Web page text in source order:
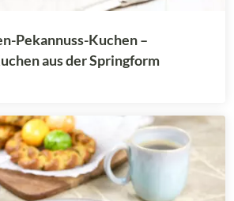
Pekannuss-Kuchen –
aus der Springform